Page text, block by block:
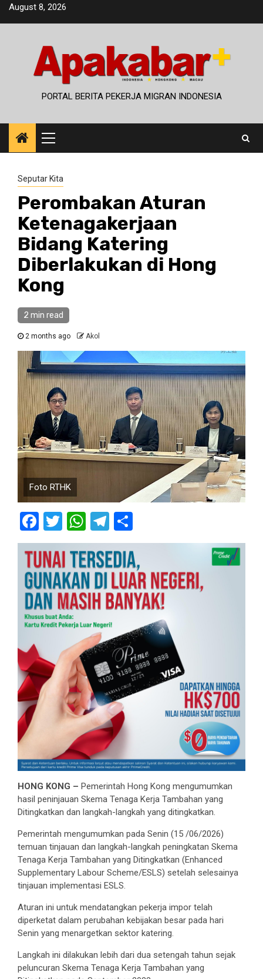
SkipAugust 8, 2026
PORTAL BERITA PEKERJA MIGRAN INDONESIA
Primary
Menu
Seputar Kita
Perombakan Aturan
Ketenagakerjaan
Bidang Katering
Diberlakukan di Hong
Kong
2 min read
2 months ago Akol
Foto RTHK
Facebook
Twitter
WhatsApp
Telegram
HONG KONG – Pemerintah Hong Kong mengumumkan
hasil peninjauan Skema Tenaga Kerja Tambahan yang
Ditingkatkan dan langkah-langkah yang ditingkatkan.
Pemerintah mengumumkan pada Senin (15 /06/2026)
temuan tinjauan dan langkah-langkah peningkatan Skema
Tenaga Kerja Tambahan yang Ditingkatkan (Enhanced
Supplementary Labour Scheme/ESLS) setelah selesainya
tinjauan implementasi ESLS.
Aturan ini untuk mendatangkan pekerja impor telah
diperketat dalam perubahan kebijakan besar pada hari
Senin yang menargetkan sektor katering.
Langkah ini dilakukan lebih dari dua setengah tahun sejak
peluncuran Skema Tenaga Kerja Tambahan yang